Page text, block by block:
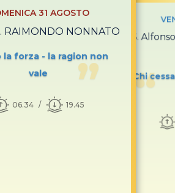
31 AGOSTO
RAIMONDO NONNATO
la forza - la ragion non
vale
06.34 19.45
S.
Chi